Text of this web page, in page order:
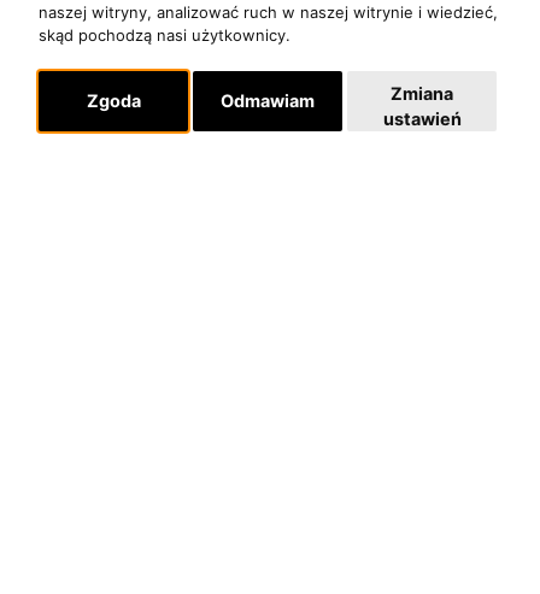
naszej witryny, analizować ruch w naszej witrynie i wiedzieć,
skąd pochodzą nasi użytkownicy.
Zgoda Odmawiam
Zmiana
ustawień
O zespole
MUZYKA I NUTY
NAGRODY
RECENZJE